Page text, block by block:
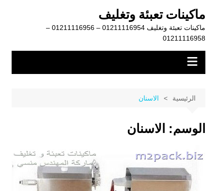
المحتوى
ماكينات تعبئة وتغليف
ماكينات تعبئة وتغليف 01211116954 – 01211116956 –
01211116958
الرئيسية الاسنان
الوسم: الاسنان